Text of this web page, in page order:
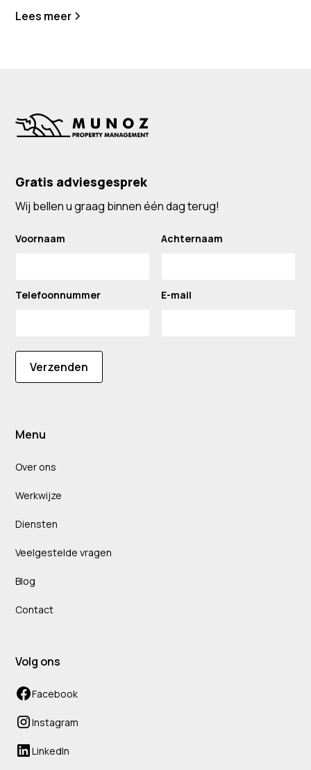
Lees meer
Gratis adviesgesprek
Wij bellen u graag binnen één dag terug!
Voornaam Achternaam
Telefoonnummer E-mail
Verzenden
Menu
Over ons
Werkwijze
Diensten
Veelgestelde vragen
Blog
Contact
Volg ons
Facebook
Instagram
LinkedIn